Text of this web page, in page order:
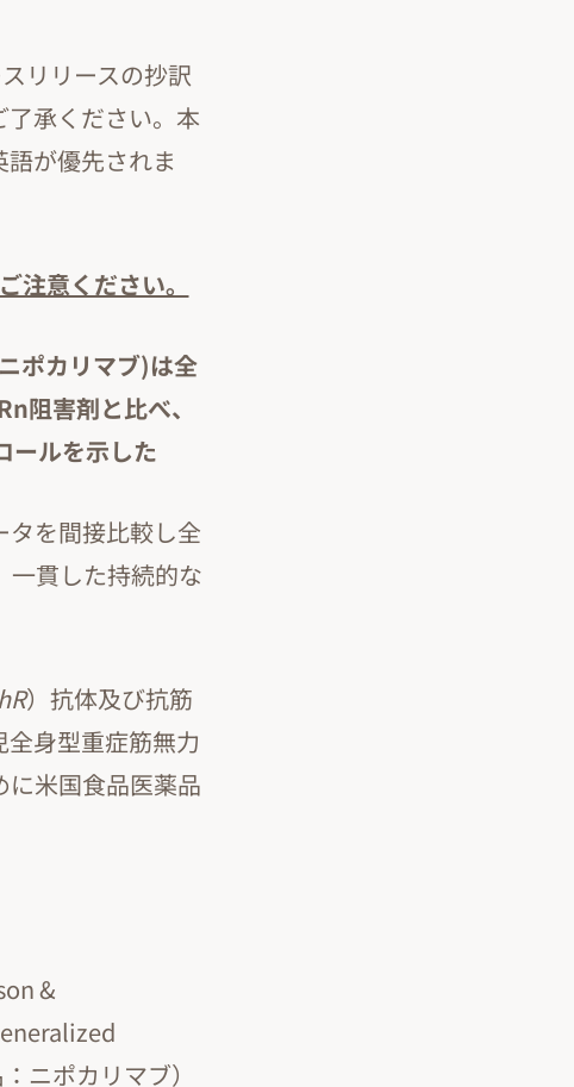
リリースの抄訳
承ください。本
が優先されま
注意ください。
ポカリマブ)は全
阻害剤と比べ、
ールを示した
を間接比較し全
一貫した持続的な
）抗体及び抗筋
身型重症筋無力
に米国食品医薬品
&
ニポカリマブ）